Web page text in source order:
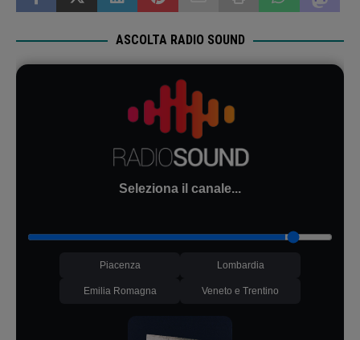
ASCOLTA RADIO SOUND
Seleziona il canale...
Piacenza Lombardia
Emilia Romagna Veneto e Trentino